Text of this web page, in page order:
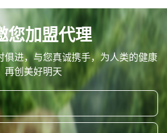
您加盟代理
俱进，与您真诚携手，为人类的健康
再创美好明天